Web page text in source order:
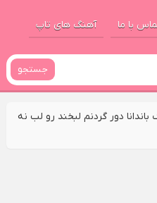
با ما آهنگ های تاپ
جستجو
باندانا دور گردنم لبخند رو لب نه